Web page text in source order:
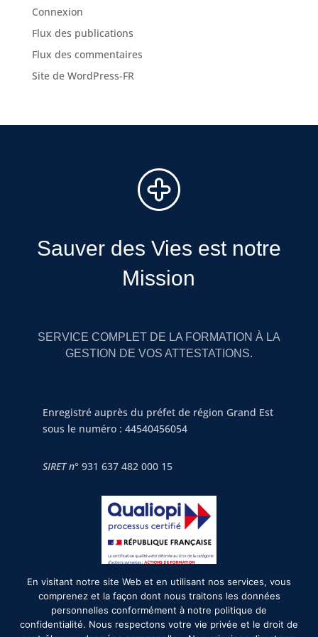
Connexion
Flux des publications
Flux des commentaires
Site de WordPress-FR
Sauver des Vies est notre
Mission
SERVICE COMPLET DE LA FORMATION À LA
GESTION DE VOS ATTESTATIONS.
Enregistré auprès du préfet de région Grand Est
sous le numéro : 44540456054
SIRET n° 931 637 482 000 15
2026©formurgences.com
Mentions légales
En visitant notre site Web et en utilisant nos services, vous
comprenez et la façon dont nous traitons les données
personnelles conformément à notre politique de
confidentialité. Nous respectons votre vie privée et le droit de